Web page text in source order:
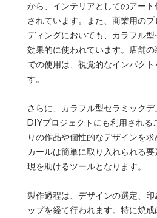
から、インテリアとしてのアー
されています。また、商業用の
ディングにおいても、カラフル
効果的に使われています。店舗
での使用は、視覚的なインパク
す。
さらに、カラフル型セラミック
DIYプロジェクトにも利用される
りの作品や個性的なデザインを
カールは簡単に取り入れられる
現を助けるツールとなります。
製作過程は、デザインの選定、
ップを経て行われます。特に焼